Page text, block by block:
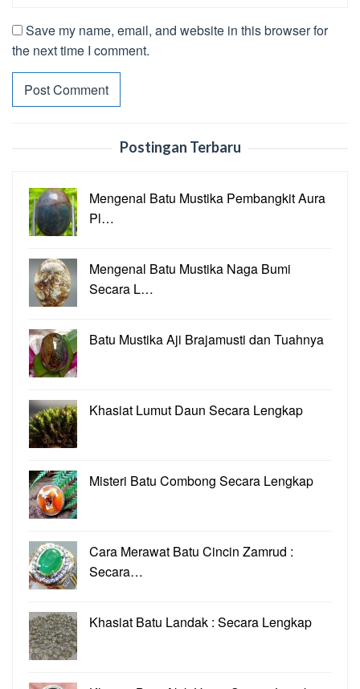
Save my name, email, and website in this browser for
the next time I comment.
Postingan Terbaru
Mengenal Batu Mustika Pembangkit Aura
Pl…
Mengenal Batu Mustika Naga Bumi
Secara L…
Batu Mustika Aji Brajamusti dan Tuahnya
Khasiat Lumut Daun Secara Lengkap
Misteri Batu Combong Secara Lengkap
Cara Merawat Batu Cincin Zamrud :
Secara…
Khasiat Batu Landak : Secara Lengkap